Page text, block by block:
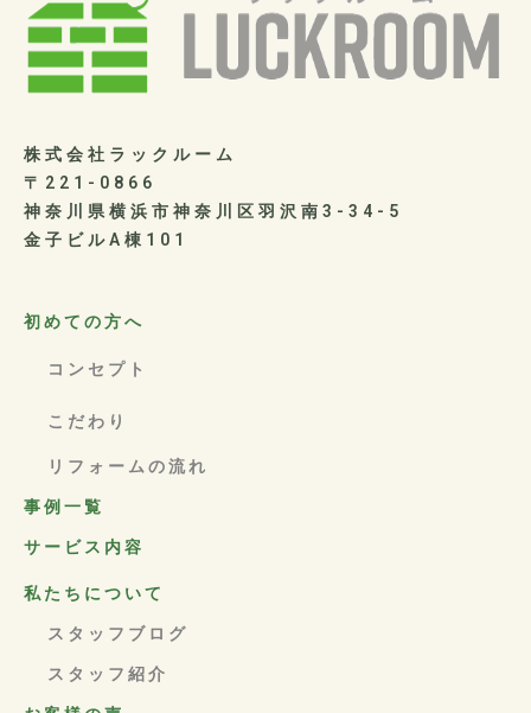
株式会社ラックルーム
〒221-0866
神奈川県横浜市神奈川区羽沢南3-34-5
金子ビルA棟101
初めての方へ
コンセプト
こだわり
リフォームの流れ
事例一覧
サービス内容
私たちについて
スタッフブログ
スタッフ紹介